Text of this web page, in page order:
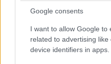
Google consents
I want to allow Google to
related to advertising
device identifiers in apps.